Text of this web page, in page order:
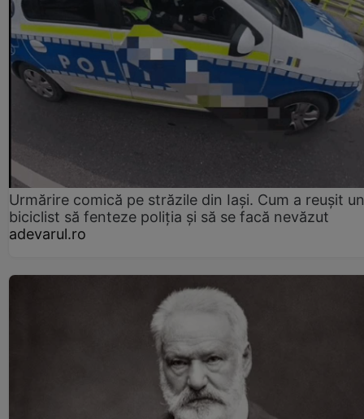
Urmărire comică pe străzile din Iași. Cum a reușit un
biciclist să fenteze poliția și să se facă nevăzut
adevarul.ro